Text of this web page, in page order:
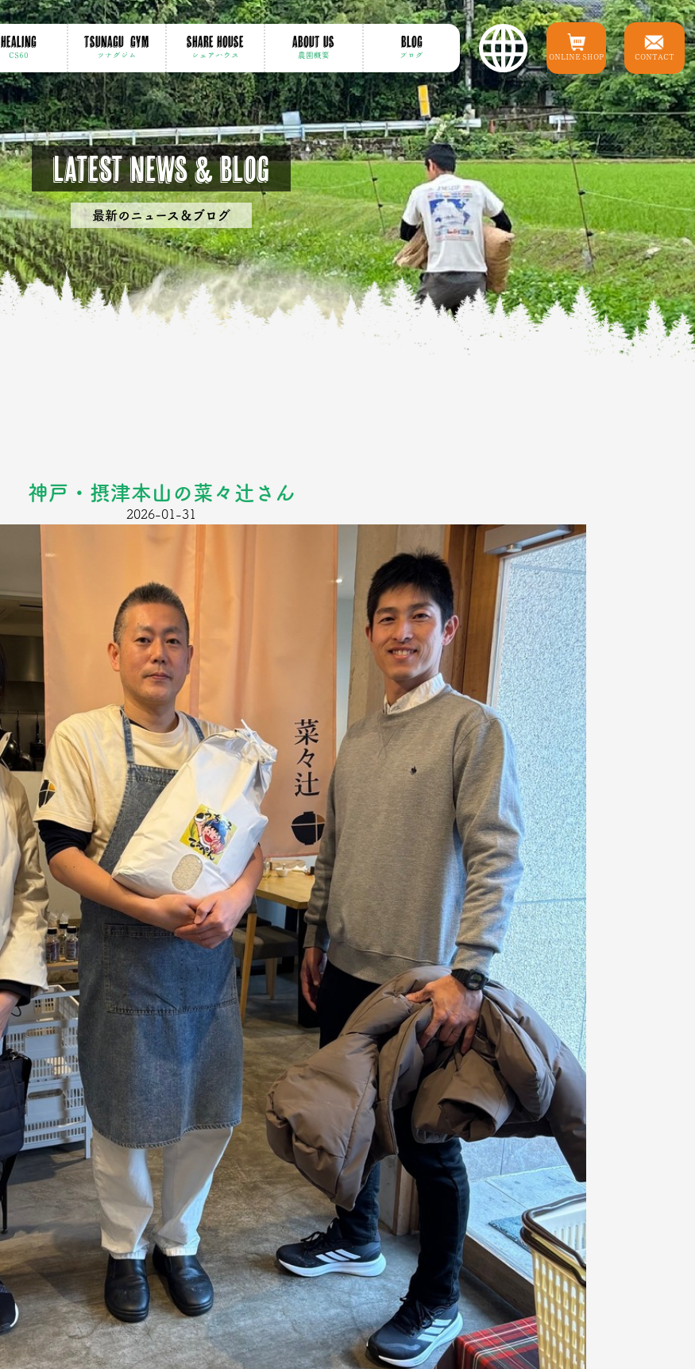
HEALING
CS60
TSUNAGU GYM
ツナグジム
SHARE HOUSE
シェアハウス
ABOUT US
農園概要
BLOG
ブログ ONLINE SHOP CONTACT
Latest news & Blog
最新のニュース＆ブログ
神戸・摂津本山の菜々辻さん
2026-01-31